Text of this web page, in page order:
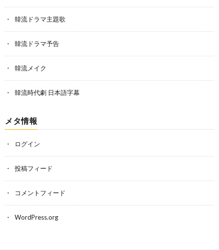
韓流ドラマ主題歌
韓流ドラマ予告
韓流メイク
韓流時代劇 日本語字幕
メタ情報
ログイン
投稿フィード
コメントフィード
WordPress.org